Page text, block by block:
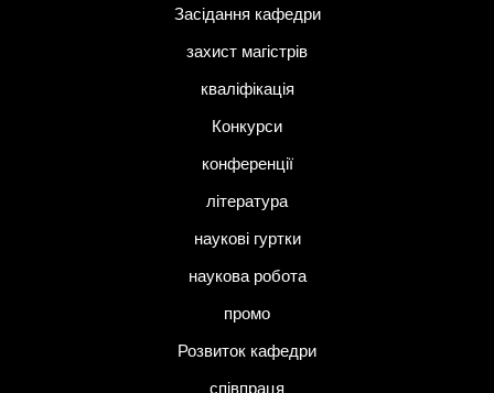
Засідання кафедри
захист магістрів
кваліфікація
Конкурси
конференції
література
наукові гуртки
наукова робота
промо
Розвиток кафедри
співпраця